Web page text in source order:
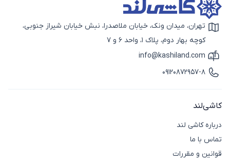
آیکون نقشه
تهران، میدان ونک، خیابان ملاصدرا، نبش خیابان شیراز جنوبی،
کوچه بهار دوم، پلاک 1، واحد 6 و 7
آیکون ایمیل
info@kashiland.com
آیکون تماس
09120872957-8
کاشی‌لند
درباره کاشی لند
تماس با ما
قوانین و مقررات